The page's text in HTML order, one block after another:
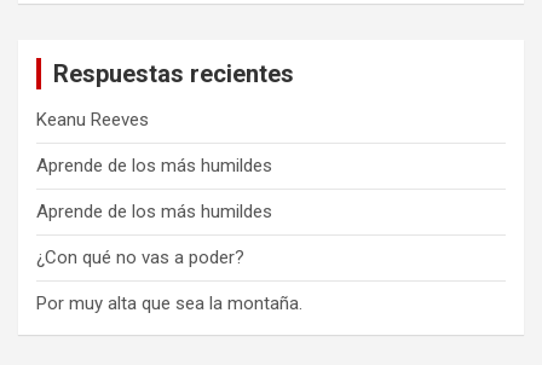
Respuestas recientes
Keanu Reeves
Aprende de los más humildes
Aprende de los más humildes
¿Con qué no vas a poder?
Por muy alta que sea la montaña.